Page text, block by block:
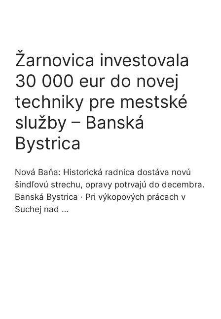
Žarnovica investovala
30 000 eur do novej
techniky pre mestské
služby – Banská
Bystrica
Nová Baňa: Historická radnica dostáva novú
šindľovú strechu, opravy potrvajú do decembra.
Banská Bystrica · Pri výkopových prácach v
Suchej nad …